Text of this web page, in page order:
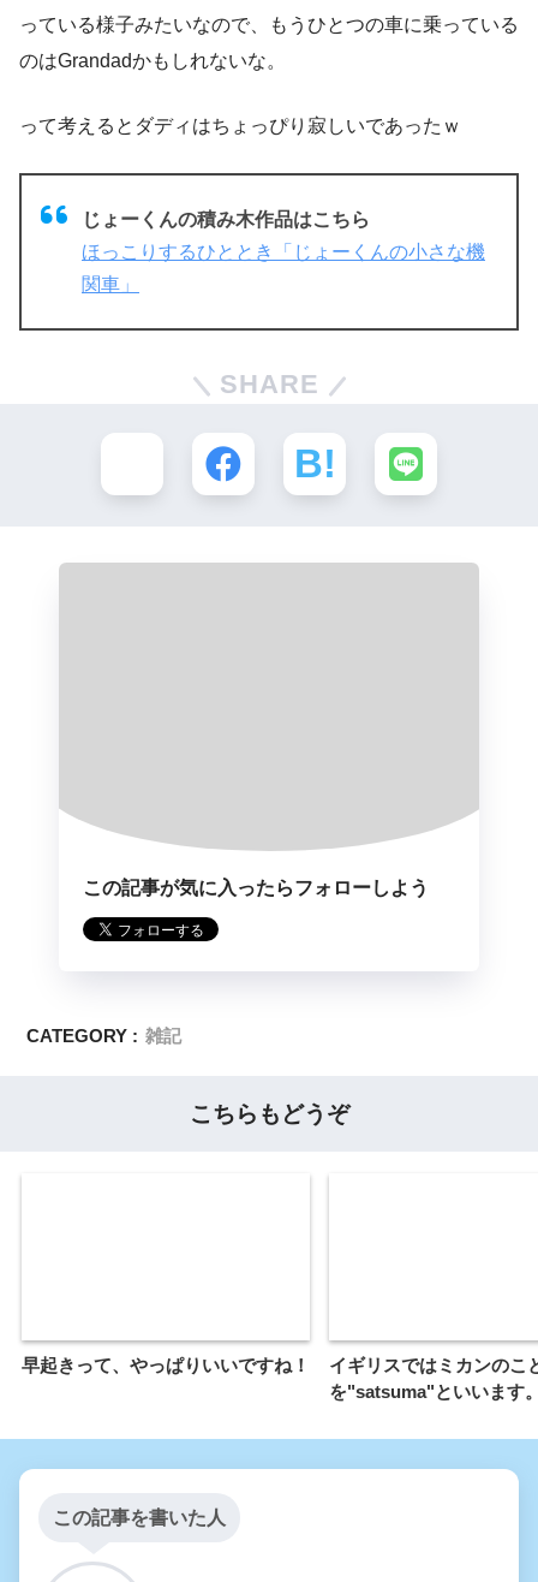
っている様子みたいなので、もうひとつの車に乗っている
のはGrandadかもしれないな。
って考えるとダディはちょっぴり寂しいであったｗ
じょーくんの積み木作品はこちら
ほっこりするひととき「じょーくんの小さな機
関車」
SHARE
この記事が気に入ったらフォローしよう
CATEGORY : 雑記
こちらもどうぞ
早起きって、やっぱりいいですね！
イギリスではミカンのこ
を"satsuma"といいます
この記事を書いた人